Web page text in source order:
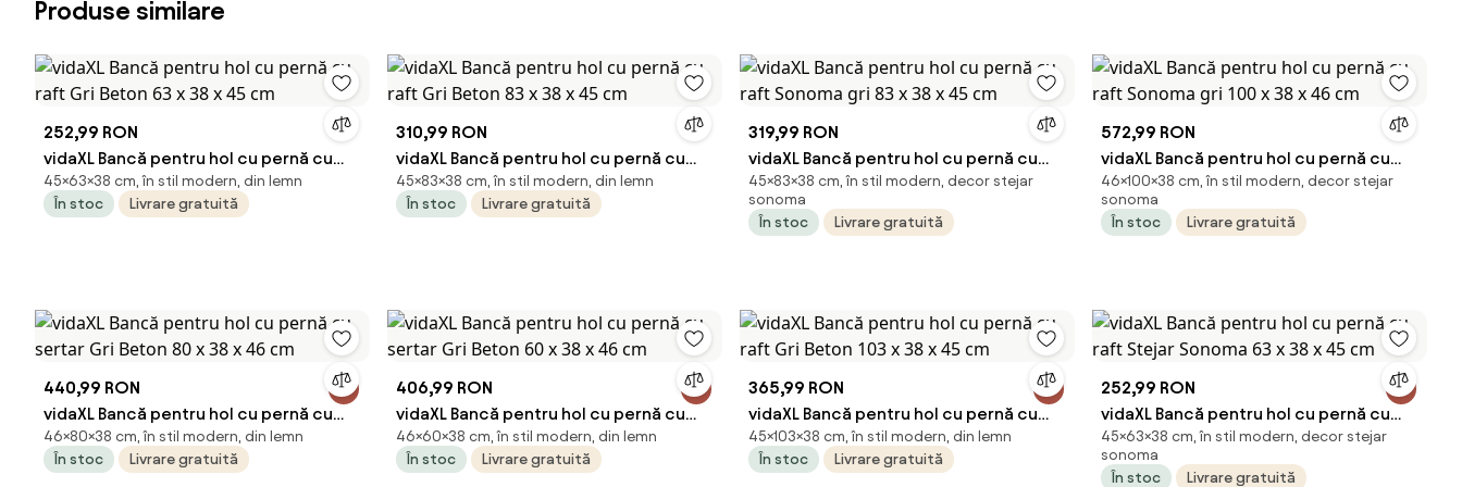
Produse similare
252,99 RON
vidaXL Bancă pentru hol cu pernă cu
raft Gri Beton 63 x 38 x 45 cm
45×63×38 cm, în stil modern, din lemn
În stoc
Livrare gratuită
310,99 RON
vidaXL Bancă pentru hol cu pernă cu
raft Gri Beton 83 x 38 x 45 cm
45×83×38 cm, în stil modern, din lemn
În stoc
Livrare gratuită
319,99 RON
vidaXL Bancă pentru hol cu pernă cu
raft Sonoma gri 83 x 38 x 45 cm
45×83×38 cm, în stil modern, decor stejar
sonoma
În stoc
Livrare gratuită
572,99 RON
vidaXL Bancă pentru hol cu pernă cu
raft Sonoma gri 100 x 38 x 46 cm
46×100×38 cm, în stil modern, decor stejar
sonoma
În stoc
Livrare gratuită
440,99 RON
vidaXL Bancă pentru hol cu pernă cu
sertar Gri Beton 80 x 38 x 46 cm
46×80×38 cm, în stil modern, din lemn
În stoc
Livrare gratuită
406,99 RON
vidaXL Bancă pentru hol cu pernă cu
sertar Gri Beton 60 x 38 x 46 cm
46×60×38 cm, în stil modern, din lemn
În stoc
Livrare gratuită
365,99 RON
vidaXL Bancă pentru hol cu pernă cu
raft Gri Beton 103 x 38 x 45 cm
45×103×38 cm, în stil modern, din lemn
În stoc
Livrare gratuită
252,99 RON
vidaXL Bancă pentru hol cu pernă cu
raft Stejar Sonoma 63 x 38 x 45 cm
45×63×38 cm, în stil modern, decor stejar
sonoma
În stoc
Livrare gratuită